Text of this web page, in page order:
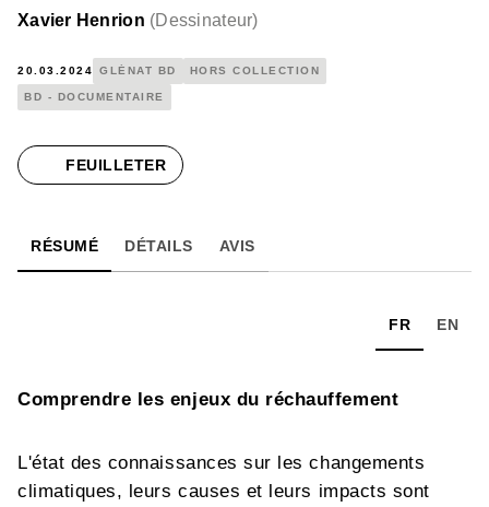
Xavier Henrion (Dessinateur)
20.03.2024 GLÉNAT BD HORS COLLECTION
BD - DOCUMENTAIRE
FEUILLETER
RÉSUMÉ DÉTAILS AVIS
FR EN
Comprendre les enjeux du réchauffement
L'état des connaissances sur les changements
climatiques, leurs causes et leurs impacts sont